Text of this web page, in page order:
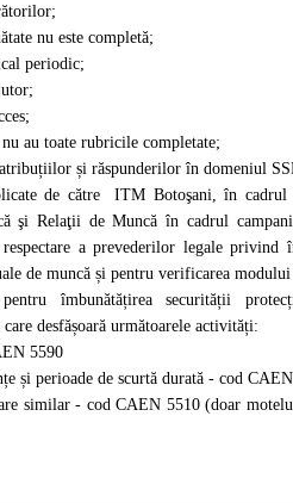
nu este completă;
periodic;
au toate rubricile completate;
și răspunderilor în domeniul
de către ITM Botoşani, în cadrul
şi Relaţii de Muncă în cadrul
a prevederilor legale privind
de muncă și pentru verificarea
îmbunătățirea securității
desfășoară următoarele activități:
5590
și perioade de scurtă durată - cod
similar - cod CAEN 5510 (doar